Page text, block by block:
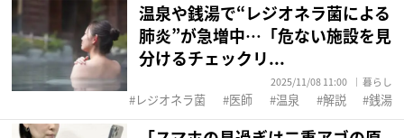
温泉や銭湯で“レジオネラ菌による
肺炎”が急増中…「危ない施設を見
分けるチェックリ...
2025/11/08 11:00 暮らし
レジオネラ菌 医師 温泉 解説 銭湯